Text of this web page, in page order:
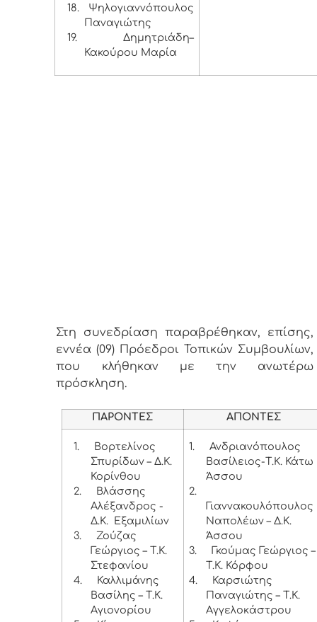
18.
Ψηλογιαννόπουλος
Παναγιώτης
19.
Δημητριάδη–
Κακούρου Μαρία
Στη συνεδρίαση παραβρέθηκαν, επίσης,
εννέα (09) Πρόεδροι Τοπικών Συμβουλίων,
που κλήθηκαν με την ανωτέρω
πρόσκληση.
ΠΑΡΟΝΤΕΣ ΑΠΟΝΤΕΣ
1.
Βορτελίνος
Σπυρίδων – Δ.Κ.
Κορίνθου
2.
Βλάσσης
Αλέξανδρος -
Δ.Κ. Εξαμιλίων
3.
Ζούζας
Γεώργιος – Τ.Κ.
Στεφανίου
4.
Καλλιμάνης
Βασίλης – Τ.Κ.
Αγιονορίου
1.
Ανδριανόπουλος
Βασίλειος-Τ.Κ. Κάτω
Άσσου
2.
Γιαννακουλόπουλος
Ναπολέων – Δ.Κ.
Άσσου
3.
Γκούμας Γεώργιος –
Τ.Κ. Κόρφου
4.
Καρσιώτης
Παναγιώτης – Τ.Κ.
Αγγελοκάστρου